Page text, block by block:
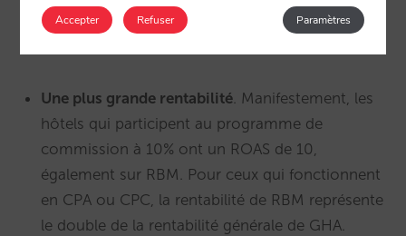
en soit, la tendance que nous observons est
positive et s’améliore de mois en mois.
Une plus grande rentabilité. Manifestement, les
hôtels qui participent au programme de
commission à 10% ont un ROAS de 10,
également sur RBM. Pour ceux qui fonctionnent
en CPA ou CPC, la rentabilité de RBM représente
le double de la rentabilité générale de GHA.
Accepter Paramètres
Refuser